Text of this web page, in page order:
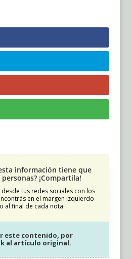
información tiene que
¡Compartila!
tus redes sociales con los
en el margen izquierdo
al final de cada nota.
este contenido, por
al artículo original.